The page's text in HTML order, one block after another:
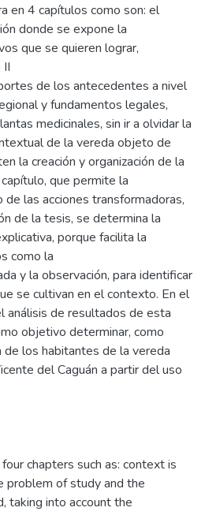
en 4 capítulos como son: el
donde se expone la
que se quieren lograr,
de los antecedentes a nivel
y fundamentos legales,
medicinales, sin ir a olvidar la
de la vereda objeto de
la creación y organización de la
que permite la
las acciones transformadoras,
de la tesis, se determina la
porque facilita la
como la
y la observación, para identificar
se cultivan en el contexto. En el
análisis de resultados de esta
objetivo determinar, como
de los habitantes de la vereda
del Caguán a partir del uso
chapters such as: context is
of study and the
taking into account the